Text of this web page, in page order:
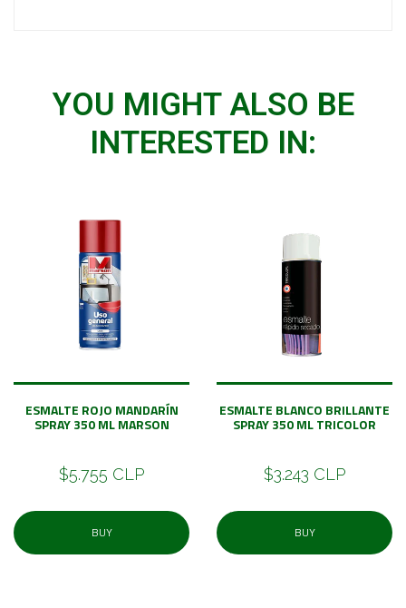
YOU MIGHT ALSO BE
INTERESTED IN:
ESMALTE ROJO MANDARÍN
SPRAY 350 ML MARSON
$5.755 CLP
BUY
ESMALTE BLANCO BRILLANTE
SPRAY 350 ML TRICOLOR
$3.243 CLP
BUY